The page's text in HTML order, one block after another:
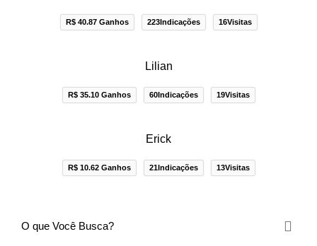
R$ 40.87 Ganhos 223Indicações 16Visitas
Lilian
R$ 35.10 Ganhos 60Indicações 19Visitas
Erick
R$ 10.62 Ganhos 21Indicações 13Visitas